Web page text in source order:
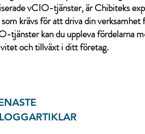
vCIO-tjänster, är Chibiteks
krävs för att driva din verksamhet
tjänster kan du uppleva fördelarna
och tillväxt i ditt företag.